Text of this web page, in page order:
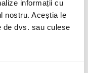
informații cu
nostru. Aceștia le
de dvs. sau culese